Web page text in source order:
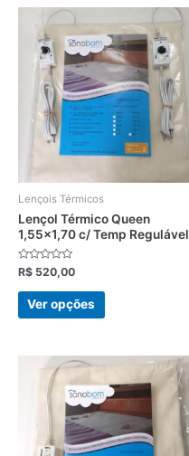
Lençois Térmicos
Lençol Térmico Queen
1,55×1,70 c/ Temp Regulável
Avaliação
0
de
R$ 520,00
Ver opções
produto
tem
várias
variantes.
As
opções
podem
na
página
produto
tem
várias
variantes.